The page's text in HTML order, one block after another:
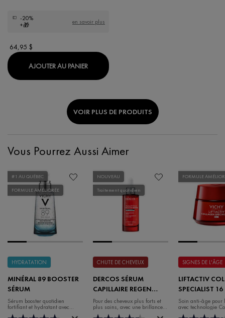
-20%
+🎁
en savoir plus
64,95 $
AJOUTER AU PANIER LIFTACTIV HYALURONIC SPECIALIST H.A.
VOIR PLUS DE PRODUITS
Vous Pourrez Aussi Aimer
#1 AU QUÉBEC
FORMULE AMÉLIORÉE
HYDRATATION
MINÉRAL 89 BOOSTER
SÉRUM
Sérum booster quotidien
fortifiant et hydratant avec
acide hyaluronique
NOUVEAU
Traitement quotidien
CHUTE DE CHEVEUX
DERCOS SÉRUM
CAPILLAIRE REGEN
BOOSTER
Pour des cheveux plus forts et
plus sains, avec une brillance et
un volume accrus.
FORMULE
SIGNES DE L'ÂGE
LIFTACTIV
SPECIALIST 16
DE JOUR
Soin anti-âge pour
avec technologie